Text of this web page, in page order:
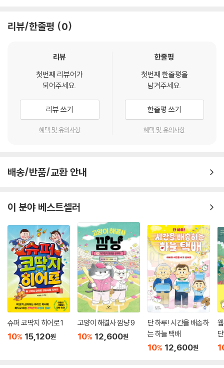
합니다. 강물이에겐 대체 어떤 일이 생긴 걸까요? 강물이를 통해 자연에 대
하는 그림책입니다
02. 모아비_세상에서 가장 오래된 나무(미카엘 엘 파티 글·그림/ 권지현
아름답고 시적인 글, 신비롭고 환상적인 색채로 피어난 모아비 나무 이야
세상에서 가장 오래된 나무 모아비가 들려주는 자연과 동물, 인간의 탄생
여섯 살 생일을 맞은 아마. 아마는 자신의 생일 케이크에 올라갈 산딸기를
따기 위해 할아버지와 숲으로 향하고 그곳에서 할아버지에게 숲의 탄생에
대해 듣게 됩니다. 나무의 탄생과 죽음 그리고 다시 자연으로 돌아간 나무
가 다른 생물의 탄생을 돕는 자연의 순환에 대해 알려 주는 그림책.
04. 신비로운 곤충 박물관(프랑수아 라세르 글/ 안 드 앙젤리스 그림/ 권
지현 옮김)
곤충을 사랑하는 박물관장님이 들려주는 평범하고도 특별한 곤충의 모든
곤충을 너무나 사랑하는 박물관장님은 곤충들을 아주 잘 알고 있어요. 그
래서 재밌고 독특한 기준으로 곤충들을 분류해서 재밌는 전시실을 만들었
어요. 박물관장님의 재치 만점 말투와 아름다운 세밀화로 가득한 곤충 박
리뷰/한줄평 0
리뷰
첫번째 리뷰어가
되어주세요.
리뷰 쓰기
혜택 및 유의사항
한줄평
첫번째 한줄평을
남겨주세요.
한줄평 쓰기
혜택 및 유의사항
배송/반품/교환 안내
이 분야 베스트셀러
슈퍼 코딱지 히어로 1
10% 15,120원
고양이 해결사 깜냥 9
10% 12,600원
단 하루! 시간을 배송하
는 하늘 택배
10% 12,600원